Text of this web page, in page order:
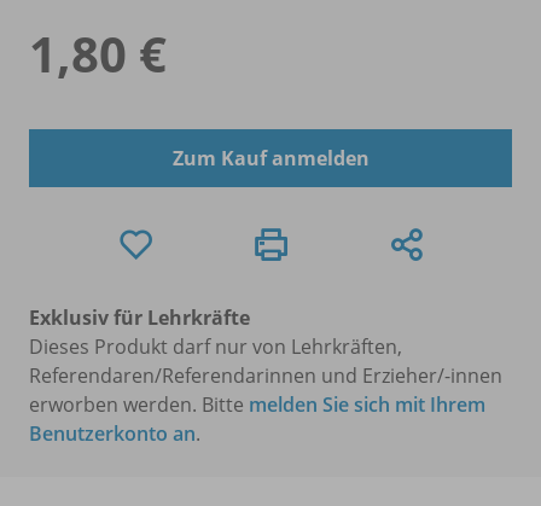
1,80 €
Zum Kauf anmelden
Exklusiv für Lehrkräfte
Dieses Produkt darf nur von Lehrkräften,
Referendaren/Referendarinnen und Erzieher/-innen
erworben werden. Bitte melden Sie sich mit Ihrem
Benutzerkonto an.